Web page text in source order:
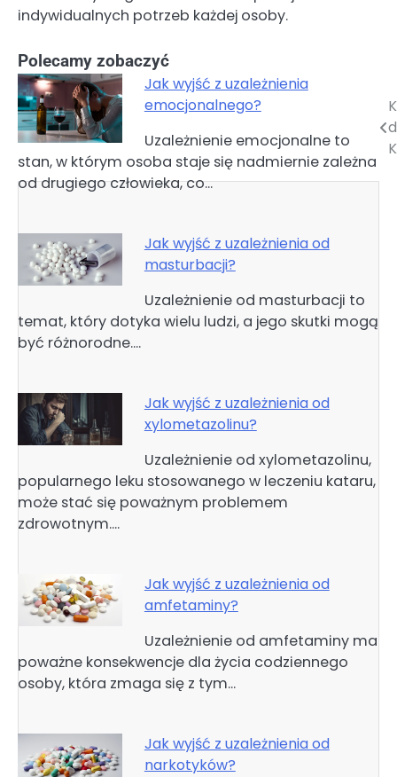
indywidualnych potrzeb każdej osoby.
Polecamy zobaczyć
Jak wyjść z uzależnienia
emocjonalnego?
Uzależnienie emocjonalne to
stan, w którym osoba staje się nadmiernie zależna
od drugiego człowieka, co…
Jak wyjść z uzależnienia od
masturbacji?
Uzależnienie od masturbacji to
temat, który dotyka wielu ludzi, a jego skutki mogą
być różnorodne.…
Jak wyjść z uzależnienia od
xylometazolinu?
Uzależnienie od xylometazolinu,
popularnego leku stosowanego w leczeniu kataru,
może stać się poważnym problemem
zdrowotnym.…
Jak wyjść z uzależnienia od
amfetaminy?
Uzależnienie od amfetaminy ma
poważne konsekwencje dla życia codziennego
osoby, która zmaga się z tym…
Jak wyjść z uzależnienia od
narkotyków?
Nawigacja
wpisu